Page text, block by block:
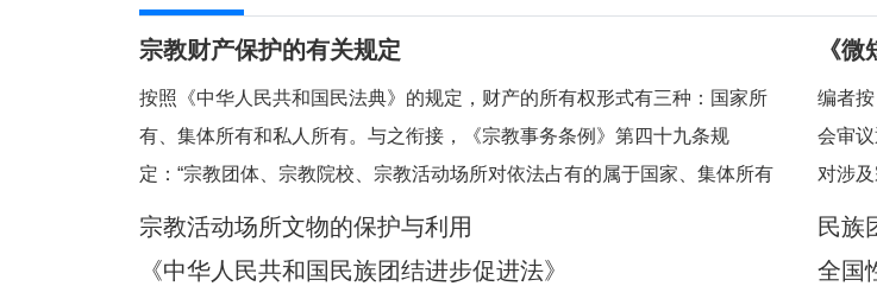
宗教财产保护的有关规定
按照《中华人民共和国民法典》的规定，财产的所有权形式有三种：国家所
有、集体所有和私人所有。与之衔接，《宗教事务条例》第四十九条规
定：“宗教团体、宗教院校、宗教活动场所对依法占有的属于国家、集体所有
的财产，依照法律和国家有关规定管理和使用；对其他合法财产，依法享有
《
编者
会审
对涉
资额
宗教活动场所文物的保护与利用
民族
《中华人民共和国民族团结进步促进法》
全国